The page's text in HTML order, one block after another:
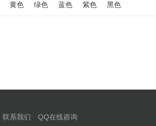
黄色 绿色 蓝色 紫色 黑色
联系我们
QQ在线咨询